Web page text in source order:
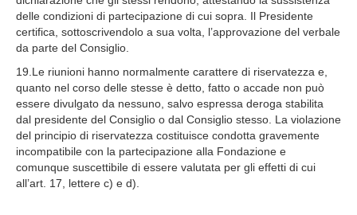
delle condizioni di partecipazione di cui sopra. Il Presidente
certifica, sottoscrivendolo a sua volta, l’approvazione del verbale
da parte del Consiglio.
19.Le riunioni hanno normalmente carattere di riservatezza e,
quanto nel corso delle stesse è detto, fatto o accade non può
essere divulgato da nessuno, salvo espressa deroga stabilita
dal presidente del Consiglio o dal Consiglio stesso. La violazione
del principio di riservatezza costituisce condotta gravemente
incompatibile con la partecipazione alla Fondazione e
comunque suscettibile di essere valutata per gli effetti di cui
all’art. 17, lettere c) e d).